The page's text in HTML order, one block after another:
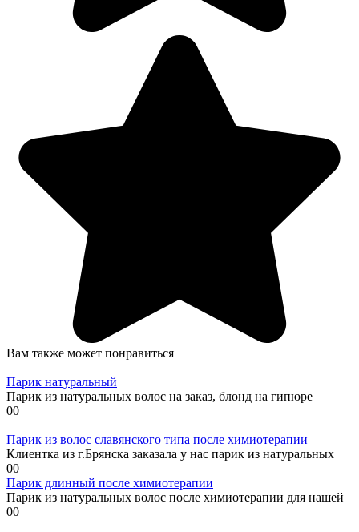
Вам также может понравиться
Парик натуральный
Парик из натуральных волос на заказ, блонд на гипюре
00
Парик из волос славянского типа после химиотерапии
Клиентка из г.Брянска заказала у нас парик из натуральных
00
Парик длинный после химиотерапии
Парик из натуральных волос после химиотерапии для нашей
00